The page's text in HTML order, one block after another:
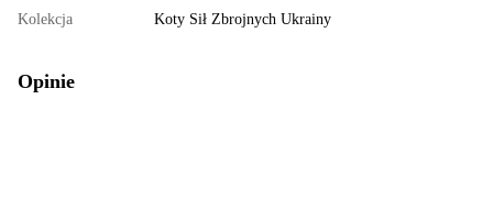
Kolekcja
Koty Sił Zbrojnych Ukrainy
Opinie